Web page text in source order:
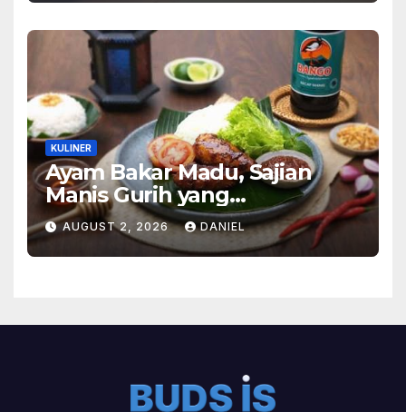
KULINER
Ayam Bakar Madu, Sajian
Manis Gurih yang
Menghangatkan Suasana
Makan
AUGUST 2, 2026 DANIEL